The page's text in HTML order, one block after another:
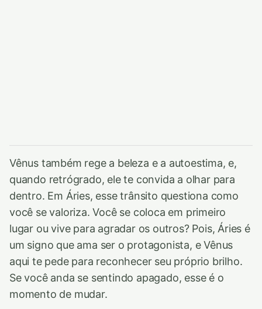
Vênus também rege a beleza e a autoestima, e,
quando retrógrado, ele te convida a olhar para
dentro. Em Áries, esse trânsito questiona como
você se valoriza. Você se coloca em primeiro
lugar ou vive para agradar os outros? Pois, Áries é
um signo que ama ser o protagonista, e Vênus
aqui te pede para reconhecer seu próprio brilho.
Se você anda se sentindo apagado, esse é o
momento de mudar.